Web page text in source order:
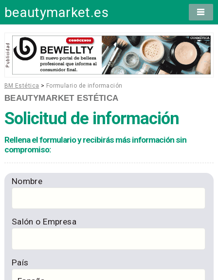
beautymarket.es
BM Estética > Formulario de información
BEAUTYMARKET ESTÉTICA
Solicitud de información
Rellena el formulario y recibirás más información sin
compromiso:
Nombre
Salón o Empresa
País